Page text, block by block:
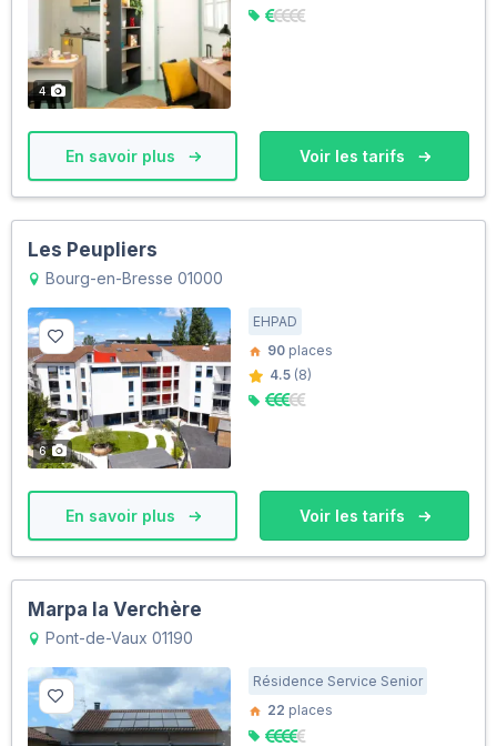
4
En savoir plus Voir les tarifs
Les Peupliers
Bourg-en-Bresse 01000
6
EHPAD
90 places
4.5 (8)
En savoir plus Voir les tarifs
Marpa la Verchère
Pont-de-Vaux 01190
Résidence Service Senior
22 places